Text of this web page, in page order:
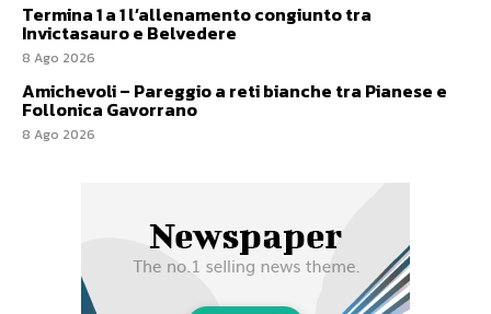
Termina 1 a 1 l’allenamento congiunto tra
Invictasauro e Belvedere
8 Ago 2026
Amichevoli – Pareggio a reti bianche tra Pianese e
Follonica Gavorrano
8 Ago 2026